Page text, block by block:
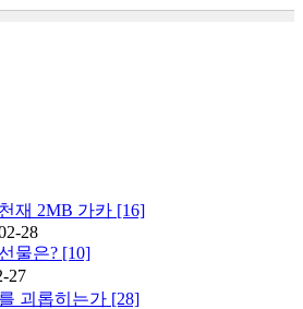
재 2MB 가카 [16]
28
물은? [10]
27
괴롭히는가 [28]